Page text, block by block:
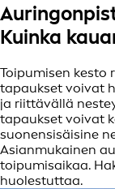
Kuinka
Toipumisen kesto
tapaukset voivat
ja riittävällä
tapaukset voivat
suonensisäisine
Asianmukainen
toipumisaikaa.
huolestuttaa.